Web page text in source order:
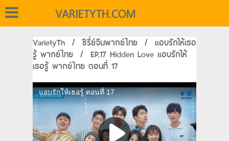
VARIETYTH.COM
VarietyTh / ซีรี่ย์จีนพากย์ไทย / แอบรักให้เธอ
รู้ พากย์ไทย / EP.17 Hidden Love แอบรักให้
เธอรู้ พากย์ไทย ตอนที่ 17